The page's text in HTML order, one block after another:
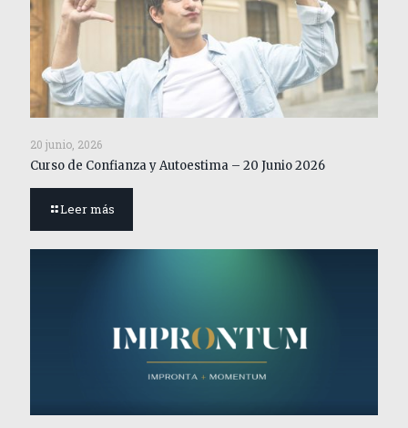
20 junio, 2026
Curso de Confianza y Autoestima – 20 Junio 2026
Leer más